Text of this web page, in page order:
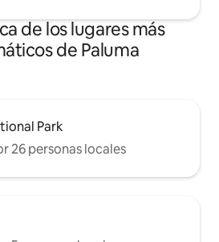
de los lugares más
de Paluma
Park
26 personas locales